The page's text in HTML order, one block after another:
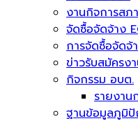
งานกิจการสภา
จัดซื้อจัดจ้าง
การจัดซื้อจัดจ้
ข่าวรับสมัครง
กิจกรรม อบต.
รายงาน
ฐานข้อมูลภูมิ